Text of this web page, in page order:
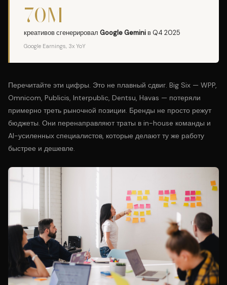
70M
креативов сгенерировал Google Gemini в Q4 2025
Google Earnings, 3x YoY
Перечитайте эти цифры. Это не плавный сдвиг. Big Six — WPP,
Omnicom, Publicis, Interpublic, Dentsu, Havas — потеряли
примерно треть рыночной позиции. Бренды не просто режут
бюджеты. Они перенаправляют траты в in-house команды и
AI-усиленных специалистов, которые делают ту же работу
быстрее и дешевле.